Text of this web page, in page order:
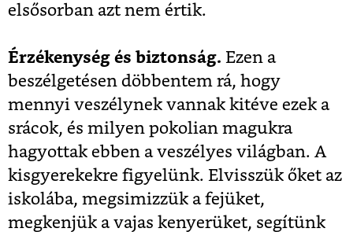
elsősorban azt nem értik.
Érzékenység és biztonság. Ezen a
beszélgetésen döbbentem rá, hogy
mennyi veszélynek vannak kitéve ezek a
srácok, és milyen pokolian magukra
hagyottak ebben a veszélyes világban. A
kisgyerekekre figyelünk. Elvisszük őket az
iskolába, megsimizzük a fejüket,
megkenjük a vajas kenyerüket, segítünk